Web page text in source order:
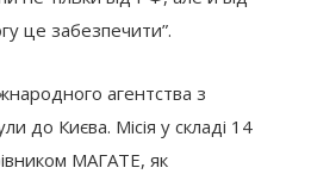
це забезпечити”.
агентства з
до Києва. Місія у складі 14
МАГАТЕ, як